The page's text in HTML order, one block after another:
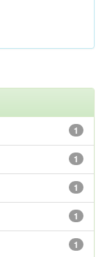
1
1
1
1
1